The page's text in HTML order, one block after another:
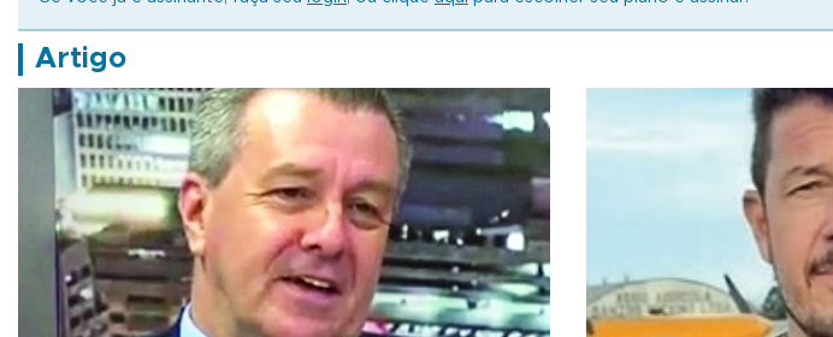
Artigo